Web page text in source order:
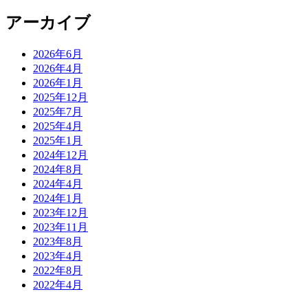
アーカイブ
2026年6月
2026年4月
2026年1月
2025年12月
2025年7月
2025年4月
2025年1月
2024年12月
2024年8月
2024年4月
2024年1月
2023年12月
2023年11月
2023年8月
2023年4月
2022年8月
2022年4月